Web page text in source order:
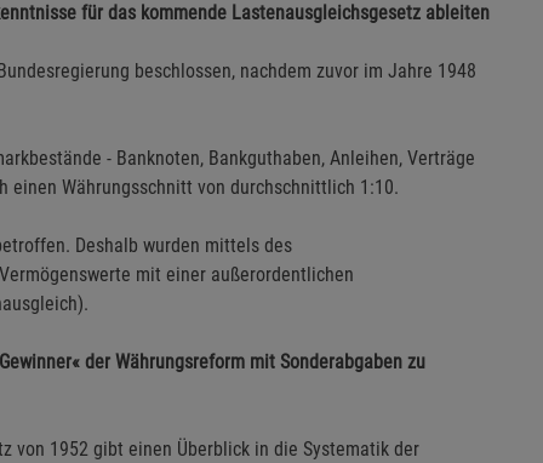
für das kommende Lastenausgleichsgesetz ableiten
beschlossen, nachdem zuvor im Jahre 1948
- Banknoten, Bankguthaben, Anleihen, Verträge
einen Währungsschnitt von durchschnittlich 1:10.
Deshalb wurden mittels des
mit einer außerordentlichen
der Währungsreform mit Sonderabgaben zu
von 1952 gibt einen Überblick in die Systematik der